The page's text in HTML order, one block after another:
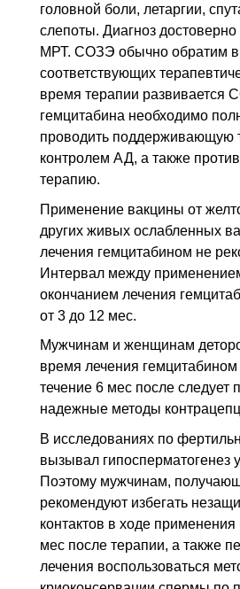
головной боли, летаргии,
слепоты. Диагноз
МРТ. СОЗЭ обычно обратим в
соответствующих
время терапии развивается
гемцитабина необходимо
проводить поддерживающую
контролем АД, а также
терапию.
Применение вакцины от
других живых ослабленных
лечения гемцитабином не
Интервал между
окончанием лечения
от 3 до 12 мес.
Мужчинам и женщинам
время лечения
течение 6 мес после следует
надежные методы
В исследованиях по
вызывал
Поэтому мужчинам,
рекомендуют избегать
контактов в ходе
мес после терапии, а также
лечения воспользоваться